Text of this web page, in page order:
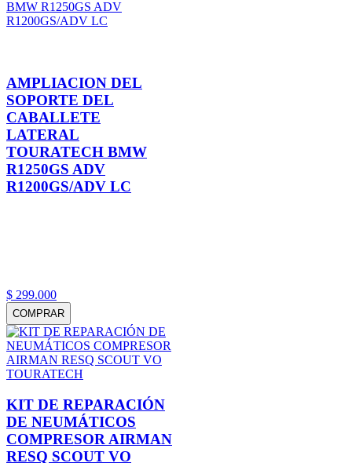
AMPLIACION DEL
SOPORTE DEL
CABALLETE
LATERAL
TOURATECH BMW
R1250GS ADV
R1200GS/ADV LC
$ 299.000
COMPRAR
KIT DE REPARACIÓN
DE NEUMÁTICOS
COMPRESOR AIRMAN
RESQ SCOUT VO